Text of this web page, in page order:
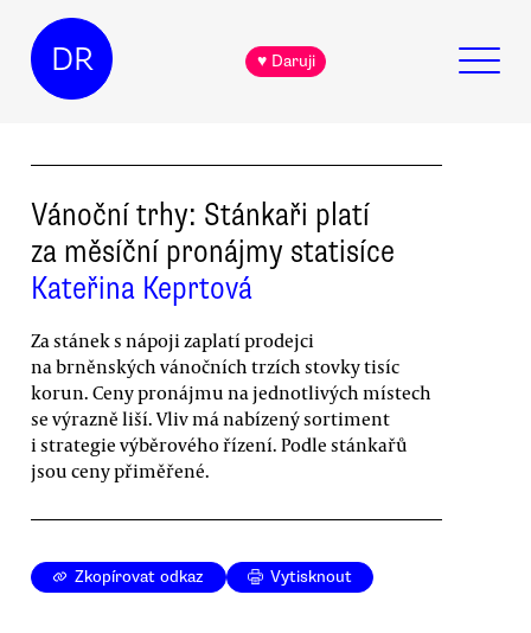
DR ♥ Daruji
Vánoční trhy: Stánkaři platí
za měsíční pronájmy statisíce
Kateřina Keprtová
Za stánek s nápoji zaplatí prodejci
na brněnských vánočních trzích stovky tisíc
korun. Ceny pronájmu na jednotlivých místech
se výrazně liší. Vliv má nabízený sortiment
i strategie výběrového řízení. Podle stánkařů
jsou ceny přiměřené.
Zkopírovat odkaz Vytisknout